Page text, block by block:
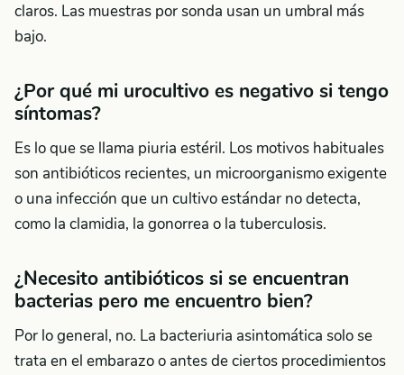
claros. Las muestras por sonda usan un umbral más
bajo.
¿Por qué mi urocultivo es negativo si tengo
síntomas?
Es lo que se llama piuria estéril. Los motivos habituales
son antibióticos recientes, un microorganismo exigente
o una infección que un cultivo estándar no detecta,
como la clamidia, la gonorrea o la tuberculosis.
¿Necesito antibióticos si se encuentran
bacterias pero me encuentro bien?
Por lo general, no. La bacteriuria asintomática solo se
trata en el embarazo o antes de ciertos procedimientos